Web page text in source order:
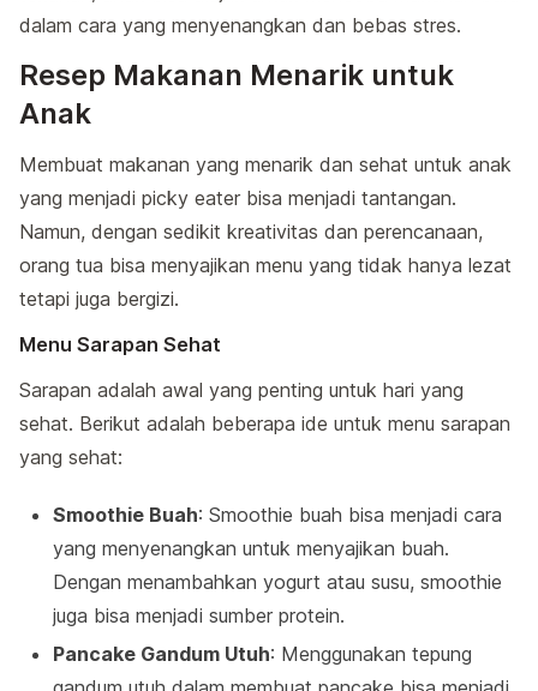
dalam cara yang menyenangkan dan bebas stres.
Resep Makanan Menarik untuk
Anak
Membuat makanan yang menarik dan sehat untuk anak
yang menjadi picky eater bisa menjadi tantangan.
Namun, dengan sedikit kreativitas dan perencanaan,
orang tua bisa menyajikan menu yang tidak hanya lezat
tetapi juga bergizi.
Menu Sarapan Sehat
Sarapan adalah awal yang penting untuk hari yang
sehat. Berikut adalah beberapa ide untuk menu sarapan
yang sehat:
Smoothie Buah: Smoothie buah bisa menjadi cara
yang menyenangkan untuk menyajikan buah.
Dengan menambahkan yogurt atau susu, smoothie
juga bisa menjadi sumber protein.
Pancake Gandum Utuh: Menggunakan tepung